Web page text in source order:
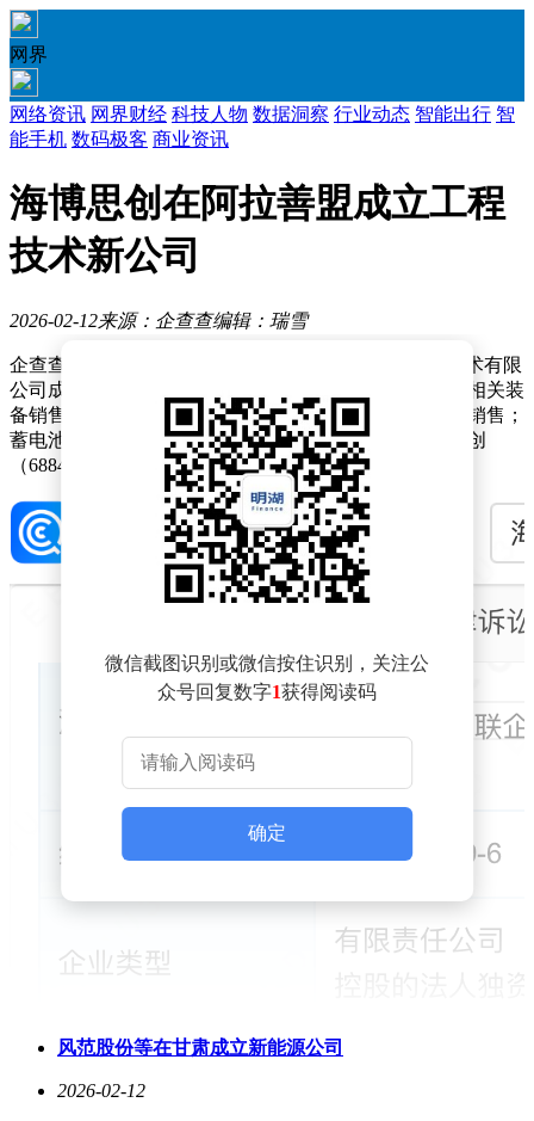
网界
网络资讯 网界财经 科技人物 数据洞察 行业动态 智能出行 智
能手机 数码极客 商业资讯
海博思创在阿拉善盟成立工程
技术新公司
2026-02-12来源：企查查编辑：瑞雪
企查查APP显示，近日，海博思创（阿拉善盟）工程技术有限
公司成立，注册资本5000万元，经营范围包含：风电场相关装
备销售；先进电力电子装置销售；电容器及其配套设备销售；
蓄电池租赁等。企查查股权穿透显示，该公司由海博思创
（688411）全资持股。
微信截图识别或微信按住识别，关注公
众号回复数字1获得阅读码
确定
风范股份等在甘肃成立新能源公司
2026-02-12